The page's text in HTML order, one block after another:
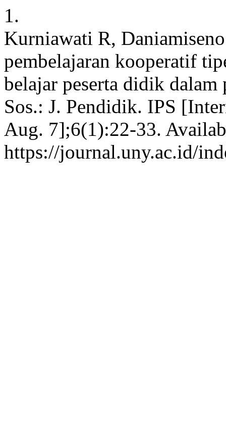
1.
Kurniawati R,
pembelajaran kooperatif
belajar peserta didik
Sos.: J. Pendidik. IPS
Aug. 7];6(1):22-33.
https://journal.uny.ac.id/